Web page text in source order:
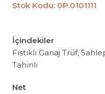
Stok Kodu: 0P.0101111
İçindekiler
Fıstıklı Ganaj Trüf,
Tahinli
Net